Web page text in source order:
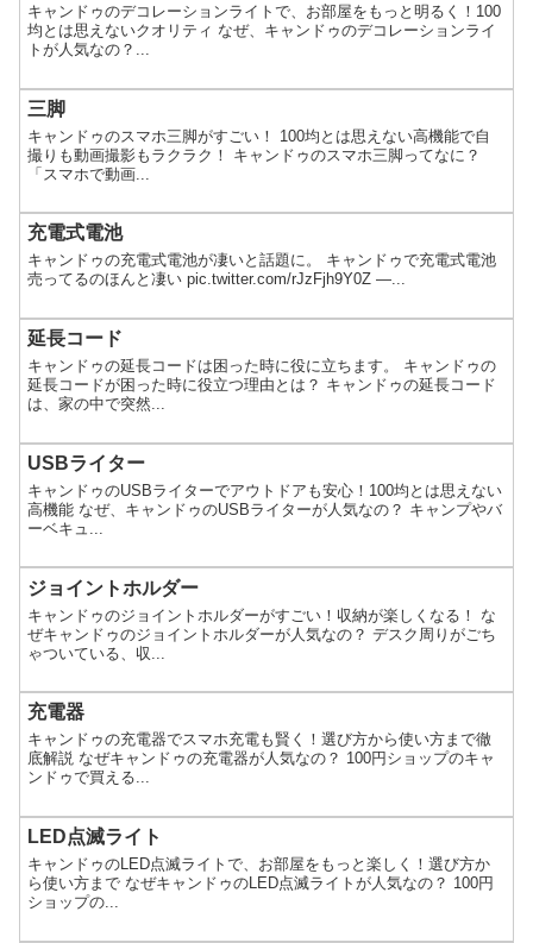
キャンドゥのデコレーションライトで、お部屋をもっと明るく！100
均とは思えないクオリティ なぜ、キャンドゥのデコレーションライ
トが人気なの？...
三脚
キャンドゥのスマホ三脚がすごい！ 100均とは思えない高機能で自
撮りも動画撮影もラクラク！ キャンドゥのスマホ三脚ってなに？
「スマホで動画...
充電式電池
キャンドゥの充電式電池が凄いと話題に。 キャンドゥで充電式電池
売ってるのほんと凄い pic.twitter.com/rJzFjh9Y0Z —...
延長コード
キャンドゥの延長コードは困った時に役に立ちます。 キャンドゥの
延長コードが困った時に役立つ理由とは？ キャンドゥの延長コード
は、家の中で突然...
USBライター
キャンドゥのUSBライターでアウトドアも安心！100均とは思えない
高機能 なぜ、キャンドゥのUSBライターが人気なの？ キャンプやバ
ーベキュ...
ジョイントホルダー
キャンドゥのジョイントホルダーがすごい！収納が楽しくなる！ な
ぜキャンドゥのジョイントホルダーが人気なの？ デスク周りがごち
ゃついている、収...
充電器
キャンドゥの充電器でスマホ充電も賢く！選び方から使い方まで徹
底解説 なぜキャンドゥの充電器が人気なの？ 100円ショップのキャ
ンドゥで買える...
LED点滅ライト
キャンドゥのLED点滅ライトで、お部屋をもっと楽しく！選び方か
ら使い方まで なぜキャンドゥのLED点滅ライトが人気なの？ 100円
ショップの...